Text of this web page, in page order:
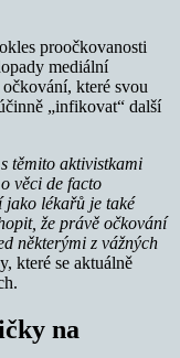
proočkovanosti
mediální
které svou
„infikovat“ další
těmito aktivistkami
věci de facto
jako lékařů je také
že právě očkování
některými z vážných
které se aktuálně
na